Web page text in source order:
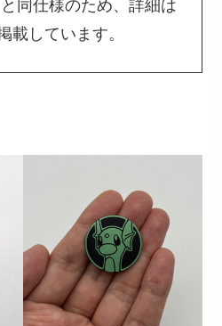
と同仕様のため、詳細は
載しています。